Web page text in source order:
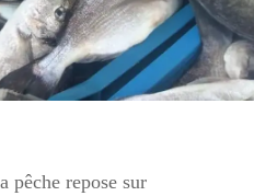
pêche repose sur